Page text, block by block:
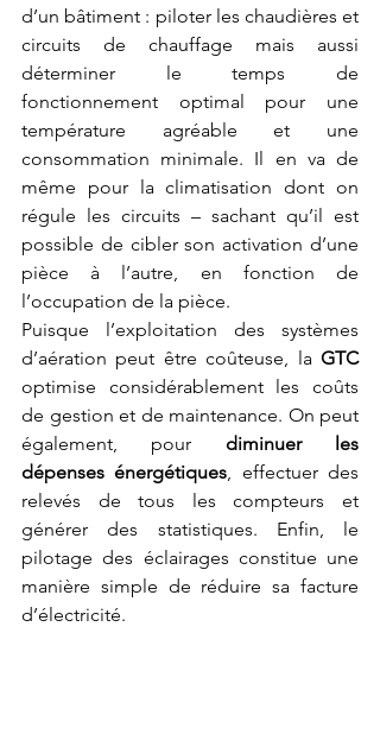
d’un bâtiment : piloter les chaudières et
circuits de chauffage mais aussi
déterminer le temps de
fonctionnement optimal pour une
température agréable et une
consommation minimale. Il en va de
même pour la climatisation dont on
régule les circuits – sachant qu’il est
possible de cibler son activation d’une
pièce à l’autre, en fonction de
l’occupation de la pièce.
Puisque l’exploitation des systèmes
d’aération peut être coûteuse, la GTC
optimise considérablement les coûts
de gestion et de maintenance. On peut
également, pour diminuer les
dépenses énergétiques, effectuer des
relevés de tous les compteurs et
générer des statistiques. Enfin, le
pilotage des éclairages constitue une
manière simple de réduire sa facture
d’électricité.